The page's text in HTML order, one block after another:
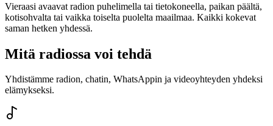
Vieraasi avaavat radion puhelimella tai tietokoneella, paikan päältä,
kotisohvalta tai vaikka toiselta puolelta maailmaa. Kaikki kokevat
saman hetken yhdessä.
Mitä radiossa voi tehdä
Yhdistämme radion, chatin, WhatsAppin ja videoyhteyden yhdeksi
elämykseksi.